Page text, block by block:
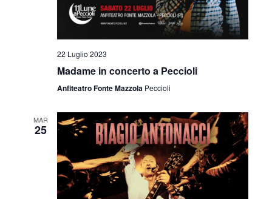
22 Luglio 2023
Madame in concerto a Peccioli
Anfiteatro Fonte Mazzola Peccioli
MAR
25